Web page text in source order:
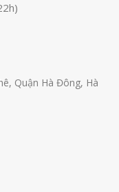
Quận Hà Đông, Hà